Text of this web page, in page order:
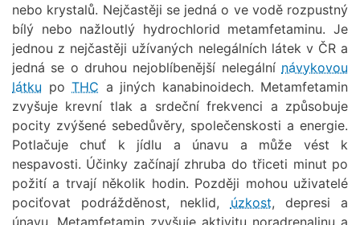
nebo krystalů. Nejčastěji se jedná o ve vodě rozpustný
bílý nebo nažloutlý hydrochlorid metamfetaminu. Je
jednou z nejčastěji užívaných nelegálních látek v ČR a
jedná se o druhou nejoblíbenější nelegální návykovou
látku po THC a jiných kanabinoidech. Metamfetamin
zvyšuje krevní tlak a srdeční frekvenci a způsobuje
pocity zvýšené sebedůvěry, společenskosti a energie.
Potlačuje chuť k jídlu a únavu a může vést k
nespavosti. Účinky začínají zhruba do třiceti minut po
požití a trvají několik hodin. Později mohou uživatelé
pociťovat podrážděnost, neklid, úzkost, depresi a
únavu. Metamfetamin zvyšuje aktivitu noradrenalinu a